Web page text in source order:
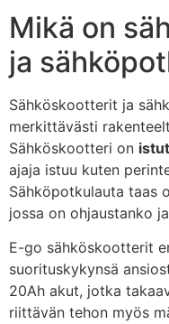
Mikä on
ja
Sähköskootterit ja
merkittävästi
Sähköskootteri on
ajaja istuu kuten
Sähköpotkulauta taas
jossa on ohjaustanko
E-go sähköskootterit
suorituskykynsä
20Ah akut, jotka
riittävän tehon myös